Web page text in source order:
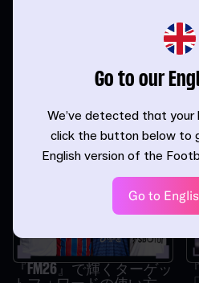
『FM』が好きな理由 -
Dario Vidošić
インタビュー | FM Admin | 28.05.26
チ
『FM26』で輝くターゲッ
Go to our
We’ve detected that your
click the button below to
English version of the
Go to